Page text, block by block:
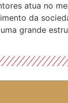
atua no
da
grande